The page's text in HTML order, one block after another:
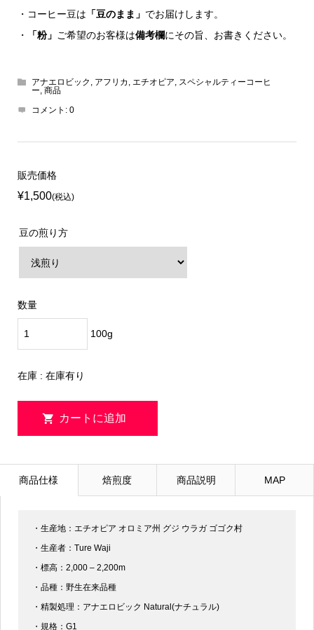
・コーヒー豆は 「豆のまま」 でお届けします。
・
「粉」 ご希望のお客様は備考欄にその旨、お書きください。
アナエロビック , アフリカ , エチオピア, スペシャルティーコーヒ
ー, 商品
コメント: 0
販売価格
¥1,500(税込)
豆の煎り方
数量
100g
在庫 : 在庫有り
商品仕様 焙煎度 商品説明 MAP
・生産地：エチオピア オロミア州 グジ ウラガ ゴゴク村
・生産者：Ture Waji
・標高：2,000 – 2,200m
・品種：野生在来品種
・精製処理：アナエロビック Natural(ナチュラル)
・規格：G1